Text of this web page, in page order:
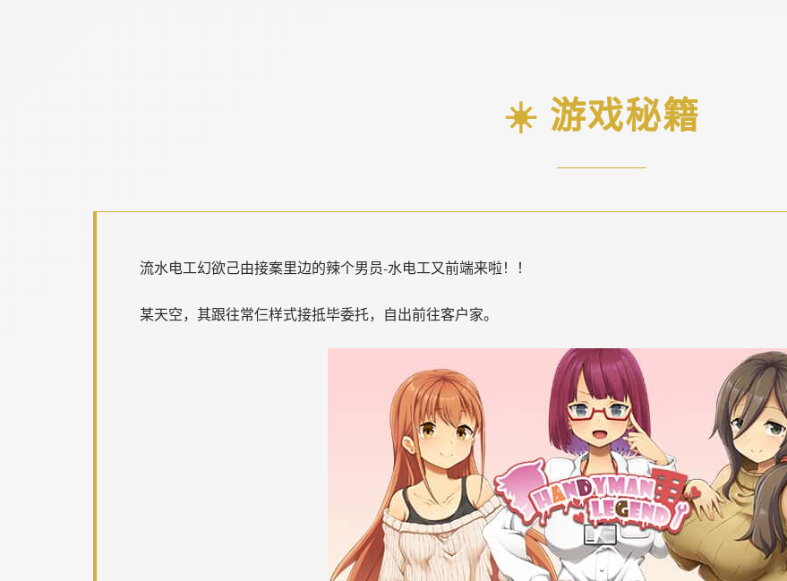
☀️ 游戏秘籍
流水电工幻欲己由接案里边的辣个男员-水电工又前端来啦！！
某天空，其跟往常仨样式接抵毕委托，自出前往客户家。